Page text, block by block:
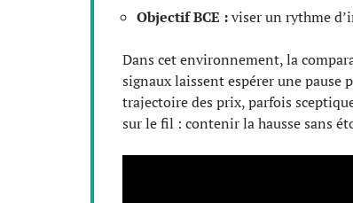
Objectif BCE :viser un rythme
Dans cet environnement, la
signaux laissent espérer une pause
trajectoire des prix, parfois
sur le fil : contenir la hausse sans